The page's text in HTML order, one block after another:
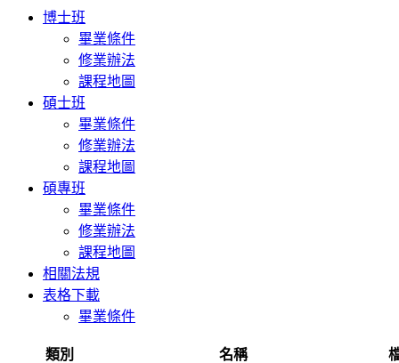
博士班
畢業條件
修業辦法
課程地圖
碩士班
畢業條件
修業辦法
課程地圖
碩專班
畢業條件
修業辦法
課程地圖
相關法規
表格下載
畢業條件
類別 名稱